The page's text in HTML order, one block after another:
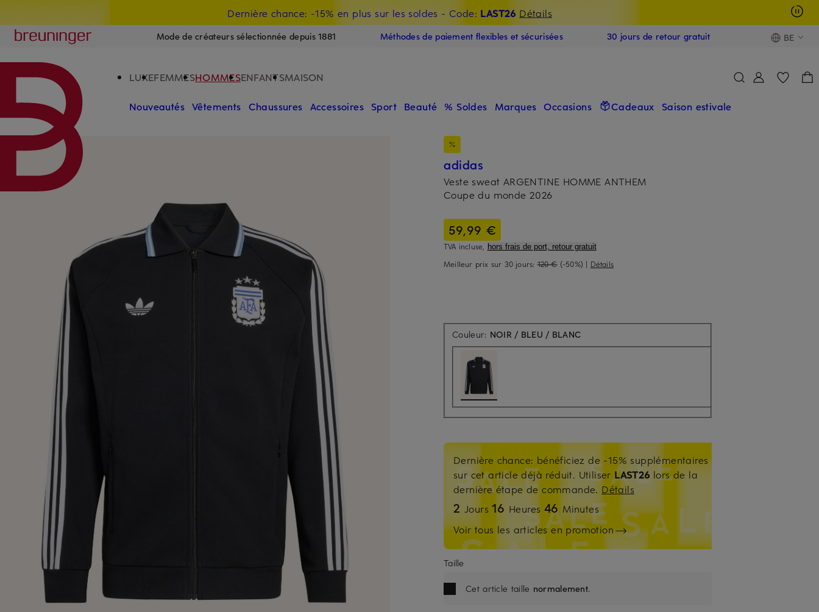
Dernière chance: -15% en plus sur les soldes - Code: LAST26 Détails
Breuninger
Mode de créateurs sélectionnée depuis 1881 Méthodes de paiement flexibles et sécurisées 30 jours de retour gratuit BE
LUXEFEMMESHOMMESENFANTSMAISON
Nouveautés Vêtements Chaussures Accessoires Sport Beauté % Soldes Marques Occasions Cadeaux Saison estivale
adidas
Veste sweat ARGENTINE HOMME ANTHEM
Coupe du monde 2026
59,99 €
TVA incluse, hors frais de port, retour gratuit
Meilleur prix sur 30 jours:120 € (-50%) | Détails
Couleur: NOIR / BLEU / BLANC
Dernière chance: bénéficiez de -15% supplémentaires
sur cet article déjà réduit. UtiliserLAST26 lors de la
dernière étape de commande. Détails
2 Jours16 Heures 46 Minutes
Voir tous les articles en promotion
Taille
Cet article taille normalement.